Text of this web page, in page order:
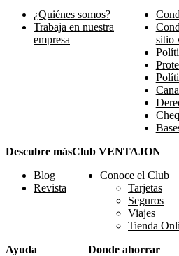
¿Quiénes somos?
Trabaja en nuestra
empresa
sitio
Descubre más
Blog
Revista
Club VENTAJON
Conoce el Club
Tarjetas
Seguros
Viajes
Tienda
Ayuda
Donde ahorrar